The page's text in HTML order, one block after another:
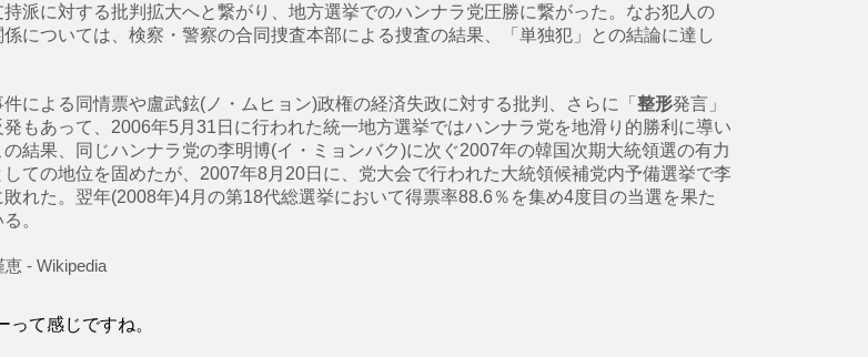
持派に対する批判拡大へと繋がり、地方選挙でのハンナラ党圧勝に繋がった。なお犯人の
係については、検察・警察の合同捜査本部による捜査の結果、「単独犯」との結論に達し
による同情票や盧武鉉(ノ・ムヒョン)政権の経済失政に対する批判、さらに「 整形発言」
発もあって、2006年5月31日に行われた統一地方選挙ではハンナラ党を地滑り的勝利に導い
の結果、同じハンナラ党の李明博(イ・ミョンバク)に次ぐ2007年の韓国次期大統領選の有力
しての地位を固めたが、2007年8月20日に、党大会で行われた大統領候補党内予備選挙で李
敗れた。翌年(2008年)4月の第18代総選挙において得票率88.6％を集め4度目の当選を果た
。
恵 - Wikipedia
って感じですね。